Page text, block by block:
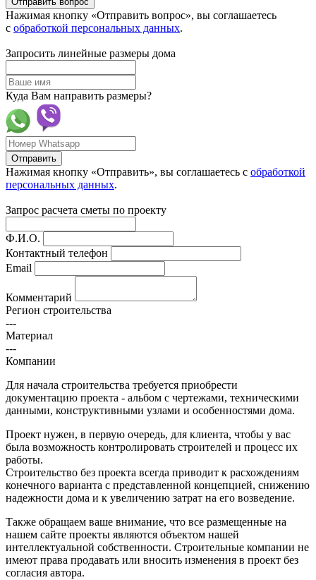
Нажимая кнопку «Отправить вопрос», вы соглашаетесь
с обработкой персональных данных.
Запросить линейные размеры дома
Куда Вам направить размеры?
Отправить
Нажимая кнопку «Отправить», вы соглашаетесь с обработкой
персональных данных.
Запрос расчета сметы по проекту
Ф.И.О.
Контактный телефон
Email
Комментарий
Регион строительства
---
Материал
---
Компании
Для начала строительства требуется приобрести
документацию проекта - альбом с чертежами, техническими
данными, конструктивными узлами и особенностями дома.
Проект нужен, в первую очередь, для клиента, чтобы у вас
была возможность контролировать строителей и процесс их
работы.
Строительство без проекта всегда приводит к расхождениям
конечного варианта с представленной концепцией, снижению
надежности дома и к увеличению затрат на его возведение.
Также обращаем ваше внимание, что все размещенные на
нашем сайте проекты являются объектом нашей
интеллектуальной собственности. Строительные компании не
имеют права продавать или вносить изменения в проект без
согласия автора.